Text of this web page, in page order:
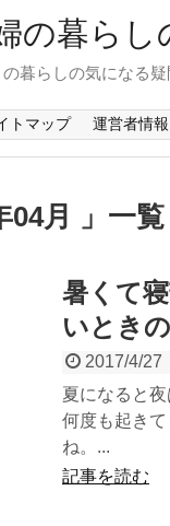
の暮ら
暮らしの気になる
トマップ 運営者情報
04月 」一覧
暑くて
いとき
2017/4/27
夏になると
何度も起き
ね。...
記事を読む